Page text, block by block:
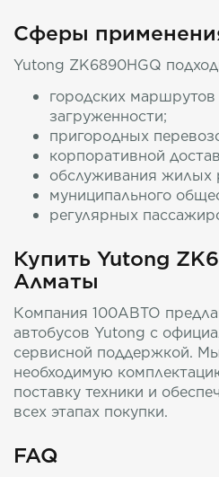
Сферы
Yutong ZK6890HGQ
городских маршрутов
загруженности;
пригородных
корпоративной
обслуживания жилых
муниципального
регулярных
Купить Yutong
Алматы
Компания 100АВТО
автобусов Yutong с
сервисной поддержкой.
необходимую
поставку техники и
всех этапах покупки.
FAQ